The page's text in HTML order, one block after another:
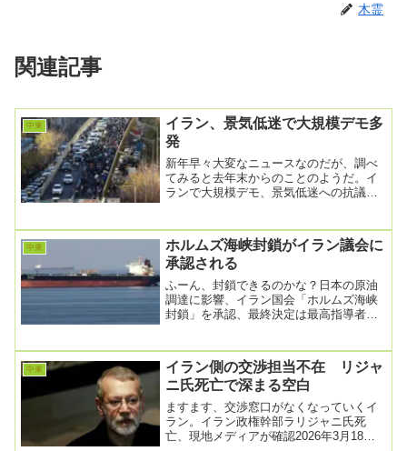
木霊
関連記事
中東
イラン、景気低迷で大規模デモ多
発
新年早々大変なニュースなのだが、調べ
てみると去年末からのことのようだ。イ
ランで大規模デモ、景気低迷への抗議で
中東
ホルムズ海峡封鎖がイラン議会に
承認される
ふーん、封鎖できるのかな？日本の原油
調達に影響、イラン国会「ホルムズ海峡
封鎖」を承認、最終決定は最高指導者ら
中東
イラン側の交渉担当不在 リジャ
ニ氏死亡で深まる空白
ますます、交渉窓口がなくなっていくイ
ラン。イラン政権幹部ラリジャニ氏死
亡、現地メディアが確認2026年3月18日